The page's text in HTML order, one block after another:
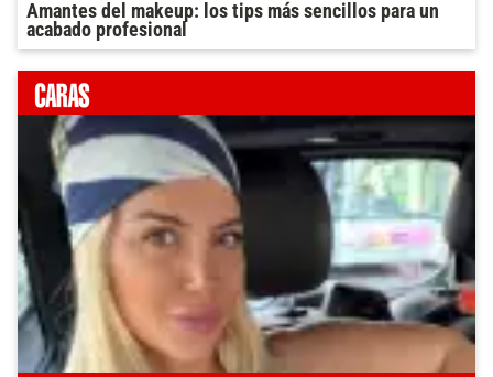
Amantes del makeup: los tips más sencillos para un
acabado profesional